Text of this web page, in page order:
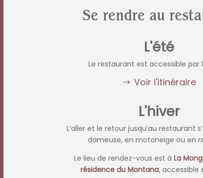
Se rendre au
L'été
Le restaurant est accessible par
Voir l'itinéraire
L'hiver
L’aller et le retour jusqu’au restaurant
dameuse, en motoneige ou en
Le lieu de rendez-vous est à La
résidence du Montana, accessible